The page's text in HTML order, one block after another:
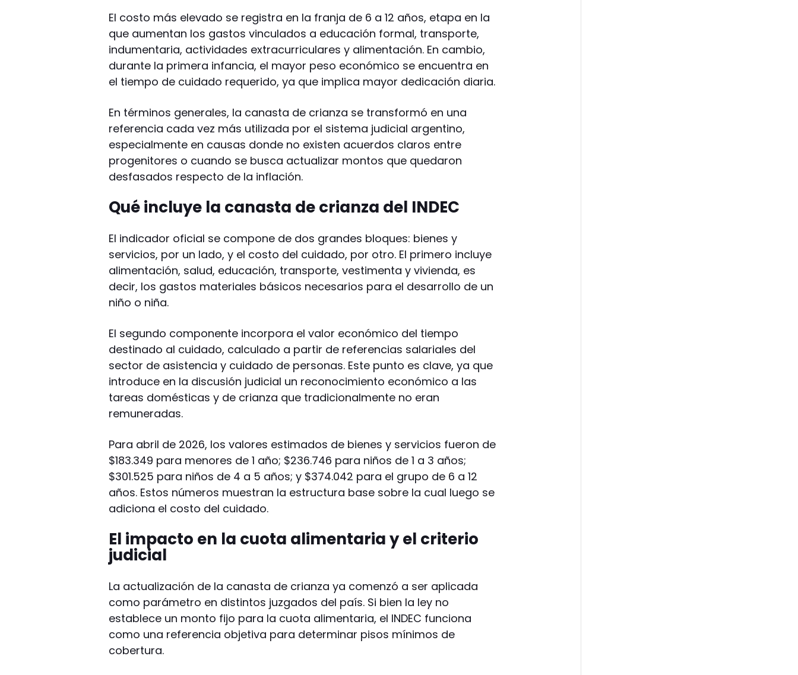
El costo más elevado se registra en la franja de 6 a 12 años, etapa en la
que aumentan los gastos vinculados a educación formal, transporte,
indumentaria, actividades extracurriculares y alimentación. En cambio,
durante la primera infancia, el mayor peso económico se encuentra en
el tiempo de cuidado requerido, ya que implica mayor dedicación diaria.
En términos generales, la canasta de crianza se transformó en una
referencia cada vez más utilizada por el sistema judicial argentino,
especialmente en causas donde no existen acuerdos claros entre
progenitores o cuando se busca actualizar montos que quedaron
desfasados respecto de la inflación.
Qué incluye la canasta de crianza del INDEC
El indicador oficial se compone de dos grandes bloques: bienes y
servicios, por un lado, y el costo del cuidado, por otro. El primero incluye
alimentación, salud, educación, transporte, vestimenta y vivienda, es
decir, los gastos materiales básicos necesarios para el desarrollo de un
niño o niña.
El segundo componente incorpora el valor económico del tiempo
destinado al cuidado, calculado a partir de referencias salariales del
sector de asistencia y cuidado de personas. Este punto es clave, ya que
introduce en la discusión judicial un reconocimiento económico a las
tareas domésticas y de crianza que tradicionalmente no eran
remuneradas.
Para abril de 2026, los valores estimados de bienes y servicios fueron de
$183.349 para menores de 1 año; $236.746 para niños de 1 a 3 años;
$301.525 para niños de 4 a 5 años; y $374.042 para el grupo de 6 a 12
años. Estos números muestran la estructura base sobre la cual luego se
adiciona el costo del cuidado.
El impacto en la cuota alimentaria y el criterio
judicial
La actualización de la canasta de crianza ya comenzó a ser aplicada
como parámetro en distintos juzgados del país. Si bien la ley no
establece un monto fijo para la cuota alimentaria, el INDEC funciona
como una referencia objetiva para determinar pisos mínimos de
cobertura.